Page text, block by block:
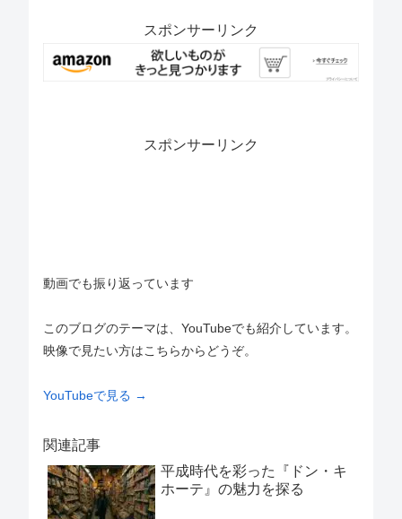
スポンサーリンク
スポンサーリンク
動画でも振り返っています
このブログのテーマは、YouTubeでも紹介しています。
映像で見たい方はこちらからどうぞ。
YouTubeで見る →
関連記事
平成時代を彩った『ドン・キ
ホーテ』の魅力を探る